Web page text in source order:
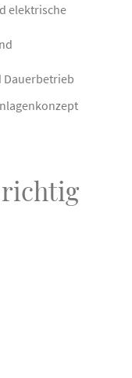
elektrische
Dauerbetrieb